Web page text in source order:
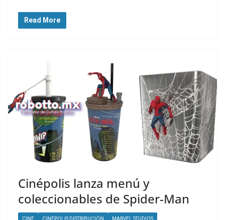
Read More
Cinépolis lanza menú y
coleccionables de Spider-Man
CINE CINÉPOLIS DISTRIBUCIÓN MARVEL STUDIOS